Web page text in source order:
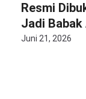
Resmi
Jadi Babak
Juni 21, 2026